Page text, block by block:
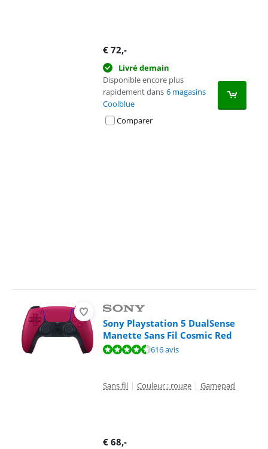
€ 72,-
Livré demain
Disponible encore plus
rapidement dans 6 magasins
Coolblue
Comparer
Sony Playstation 5 DualSense
Manette Sans Fil Cosmic Red
La note est de 9,4 sur 10, basée sur 616 avis.
616 avis
Sans fil | Couleur : rouge | Gamepad
€ 68,-